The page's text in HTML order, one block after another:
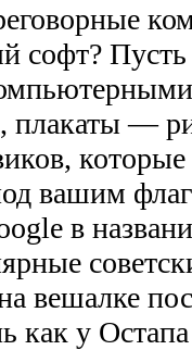
софт? Пусть
плакаты —
вашим
в
вешалке
как у